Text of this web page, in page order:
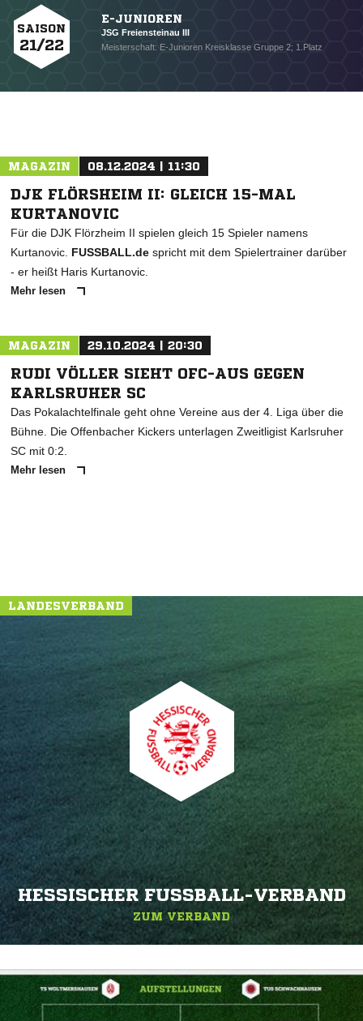
SAISON
21/22
E-JUNIOREN
JSG Freiensteinau III
Meisterschaft: E-Junioren Kreisklasse Gruppe 2; 1.Platz
MAGAZIN 08.12.2024 | 11:30
DJK FLÖRSHEIM II: GLEICH 15-MAL
KURTANOVIC
Für die DJK Flörzheim II spielen gleich 15 Spieler namens
Kurtanovic. FUSSBALL.de spricht mit dem Spielertrainer darüber
- er heißt Haris Kurtanovic.
Mehr lesen
MAGAZIN 29.10.2024 | 20:30
RUDI VÖLLER SIEHT OFC-AUS GEGEN
KARLSRUHER SC
Das Pokalachtelfinale geht ohne Vereine aus der 4. Liga über die
Bühne. Die Offenbacher Kickers unterlagen Zweitligist Karlsruher
SC mit 0:2.
Mehr lesen
LANDESVERBAND
HESSISCHER FUSSBALL-VERBAND
ZUM VERBAND